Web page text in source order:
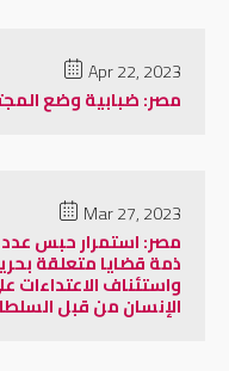
Apr 22, 2023
مصر: ضبابية وضع
Mar 27, 2023
مصر: استمرار حبس
ذمة قضايا متعلقة
واستئناف
الإنسان من قبل